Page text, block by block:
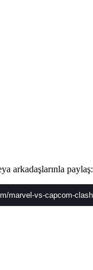
arkadaşlarınla paylaş: